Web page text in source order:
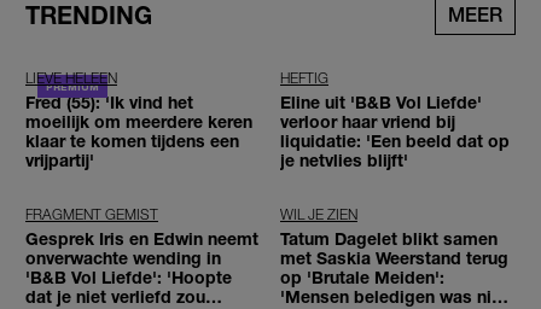
TRENDING MEER
LIEVE HELEEN
Fred (55): 'Ik vind het
moeilijk om meerdere keren
klaar te komen tijdens een
vrijpartij'
HEFTIG
Eline uit 'B&B Vol Liefde'
verloor haar vriend bij
liquidatie: 'Een beeld dat op
je netvlies blijft'
FRAGMENT GEMIST
Gesprek Iris en Edwin neemt
onverwachte wending in
'B&B Vol Liefde': 'Hoopte
dat je niet verliefd zou
WIL JE ZIEN
Tatum Dagelet blikt samen
met Saskia Weerstand terug
op 'Brutale Meiden':
'Mensen beledigen was niet